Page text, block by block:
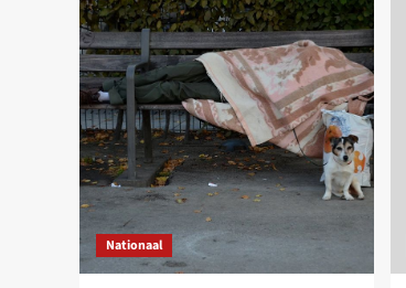
miljard
rijker,
armsten
gaan
er
verder
op
achteruit
Nationaal